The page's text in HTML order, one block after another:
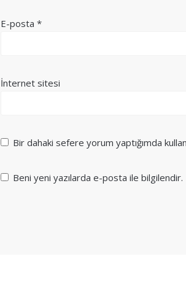
E-posta*
İnternet sitesi
Bir dahaki sefere yorum yaptığımda
Beni yeni yazılarda e-posta ile bilgilendir.